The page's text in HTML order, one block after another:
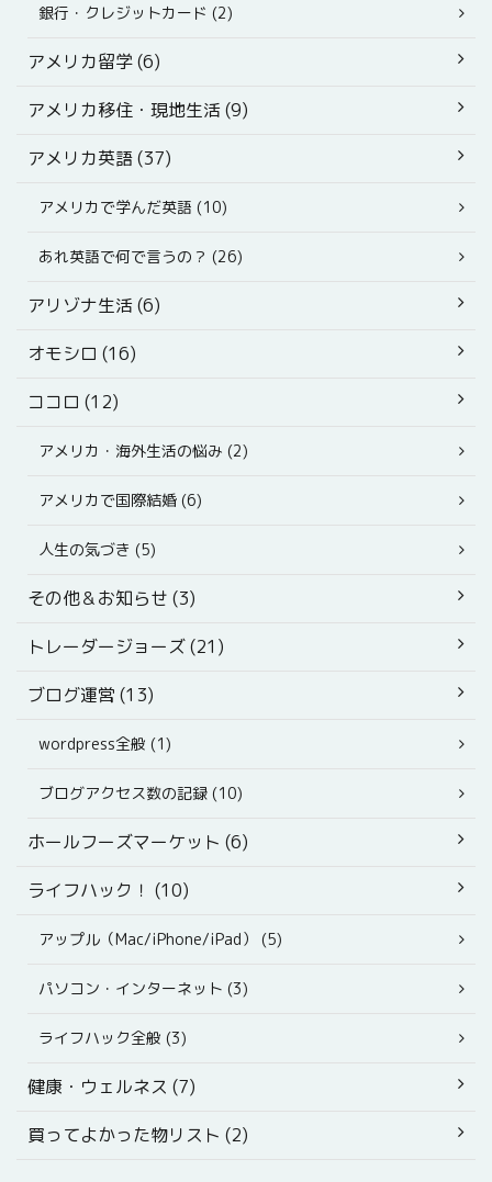
銀行・クレジットカード (2)
アメリカ留学 (6)
アメリカ移住・現地生活 (9)
アメリカ英語 (37)
アメリカで学んだ英語 (10)
あれ英語で何で言うの？ (26)
アリゾナ生活 (6)
オモシロ (16)
ココロ (12)
アメリカ・海外生活の悩み (2)
アメリカで国際結婚 (6)
人生の気づき (5)
その他＆お知らせ (3)
トレーダージョーズ (21)
ブログ運営 (13)
wordpress全般 (1)
ブログアクセス数の記録 (10)
ホールフーズマーケット (6)
ライフハック！ (10)
アップル（Mac/iPhone/iPad） (5)
パソコン・インターネット (3)
ライフハック全般 (3)
健康・ウェルネス (7)
買ってよかった物リスト (2)